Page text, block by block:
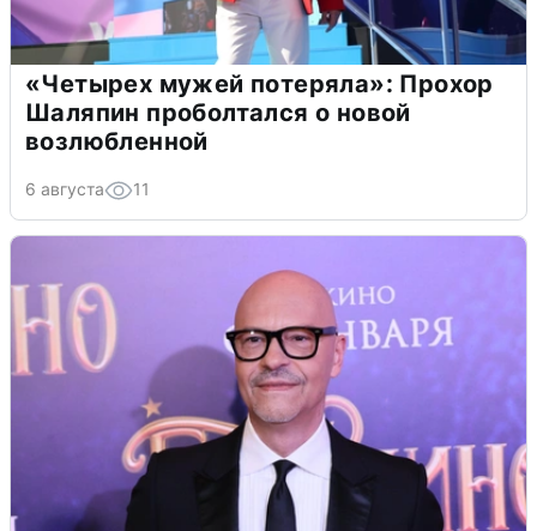
«Четырех мужей потеряла»: Прохор
Шаляпин проболтался о новой
возлюбленной
6 августа 11